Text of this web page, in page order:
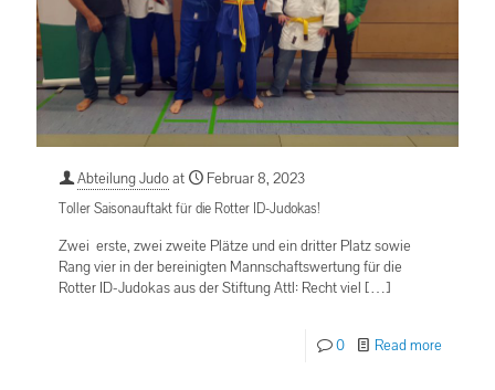
Abteilung Judoat Februar 8, 2023
Toller Saisonauftakt für die Rotter ID-Judokas!
Zwei erste, zwei zweite Plätze und ein dritter Platz sowie
Rang vier in der bereinigten Mannschaftswertung für die
Rotter ID-Judokas aus der Stiftung Attl: Recht viel […]
0 Read more